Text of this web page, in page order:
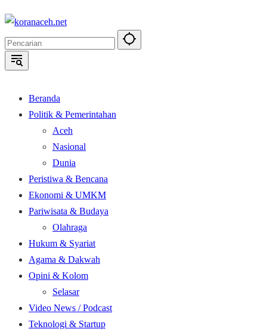
Langsung
konten
Beranda
Politik & Pemerintahan
Aceh
Nasional
Dunia
Peristiwa & Bencana
Ekonomi & UMKM
Pariwisata & Budaya
Olahraga
Hukum & Syariat
Agama & Dakwah
Opini & Kolom
Selasar
Video News / Podcast
Teknologi & Startup